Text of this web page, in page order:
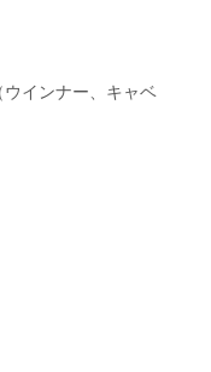
インナー、キャベ